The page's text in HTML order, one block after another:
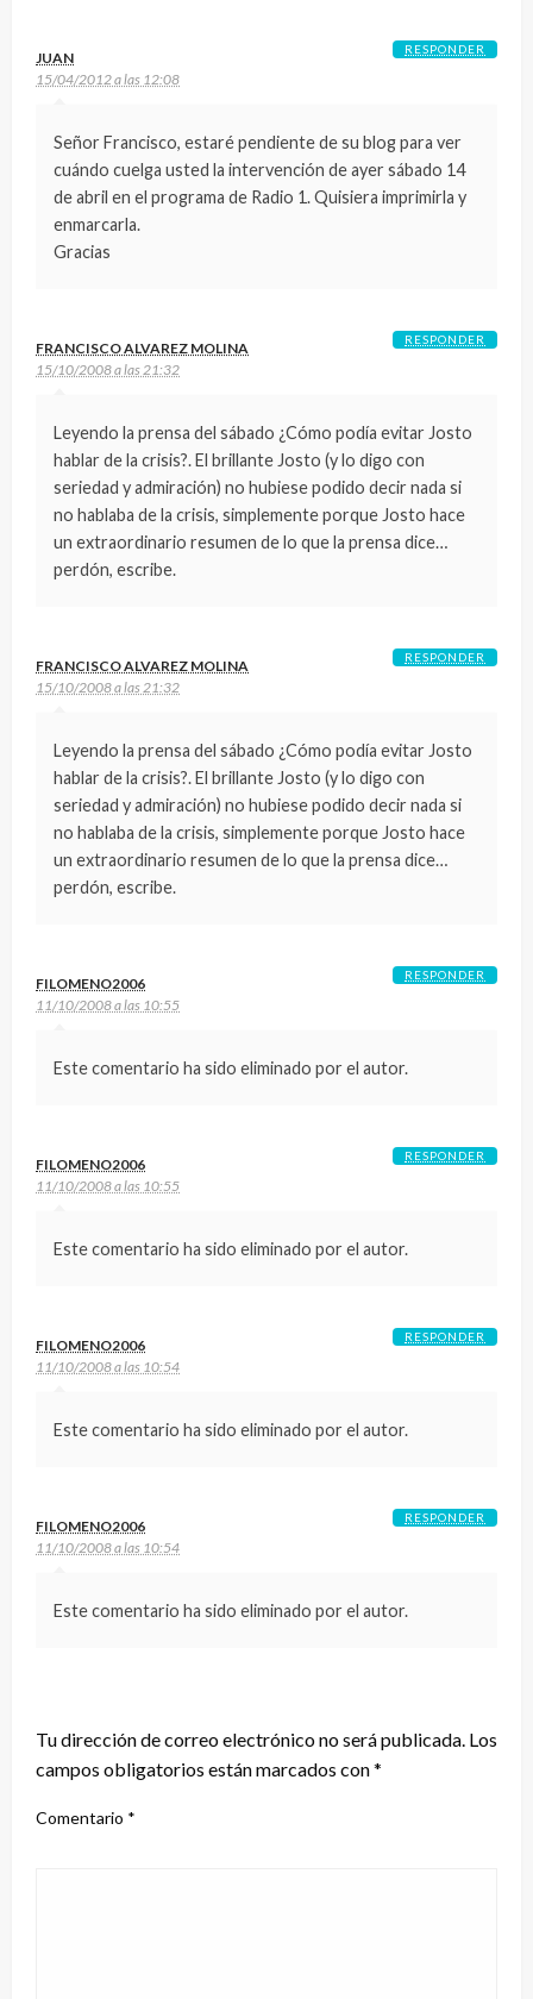
JUAN
15/04/2012 a las 12:08
Señor Francisco, estaré pendiente de su blog para ver
cuándo cuelga usted la intervención de ayer sábado 14
de abril en el programa de Radio 1. Quisiera imprimirla y
enmarcarla.
Gracias
RESPONDER
FRANCISCO ALVAREZ MOLINA
15/10/2008 a las 21:32
Leyendo la prensa del sábado ¿Cómo podía evitar Josto
hablar de la crisis?. El brillante Josto (y lo digo con
seriedad y admiración) no hubiese podido decir nada si
no hablaba de la crisis, simplemente porque Josto hace
un extraordinario resumen de lo que la prensa dice…
perdón, escribe.
RESPONDER
FRANCISCO ALVAREZ MOLINA
15/10/2008 a las 21:32
Leyendo la prensa del sábado ¿Cómo podía evitar Josto
hablar de la crisis?. El brillante Josto (y lo digo con
seriedad y admiración) no hubiese podido decir nada si
no hablaba de la crisis, simplemente porque Josto hace
un extraordinario resumen de lo que la prensa dice…
perdón, escribe.
RESPONDER
FILOMENO2006
11/10/2008 a las 10:55
Este comentario ha sido eliminado por el autor.
RESPONDER
FILOMENO2006
11/10/2008 a las 10:55
Este comentario ha sido eliminado por el autor.
RESPONDER
FILOMENO2006
11/10/2008 a las 10:54
Este comentario ha sido eliminado por el autor.
RESPONDER
FILOMENO2006
11/10/2008 a las 10:54
Este comentario ha sido eliminado por el autor.
RESPONDER
Tu dirección de correo electrónico no será publicada. Los
campos obligatorios están marcados con*
Comentario *